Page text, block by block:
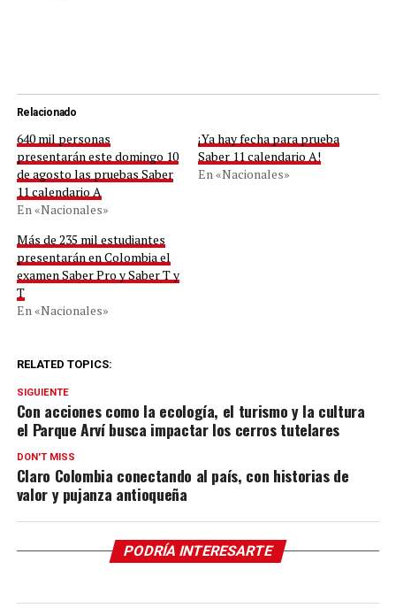
Relacionado
640 mil personas
presentarán este domingo 10
de agosto las pruebas Saber
11 calendario A
En «Nacionales»
¡Ya hay fecha para prueba
Saber 11 calendario A!
En «Nacionales»
Más de 235 mil estudiantes
presentarán en Colombia el
examen Saber Pro y Saber T y
T
En «Nacionales»
RELATED TOPICS:
SIGUIENTE
Con acciones como la ecología, el turismo y la cultura
el Parque Arví busca impactar los cerros tutelares
DON'T MISS
Claro Colombia conectando al país, con historias de
valor y pujanza antioqueña
PODRÍA INTERESARTE